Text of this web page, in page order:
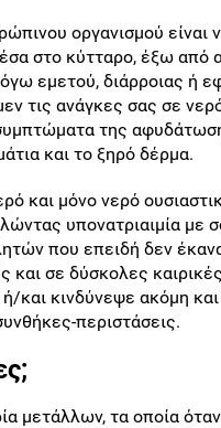
οργανισμού είναι
στο κύτταρο, έξω από
εμετού, διάρροιας ή
τις ανάγκες σας σε
της
και το ξηρό δέρμα.
και μόνο νερό
υπονατριαιμία με
που επειδή δεν
και σε δύσκολες
και κινδύνεψε ακόμη
περιστάσεις.
μετάλλων, τα οποία